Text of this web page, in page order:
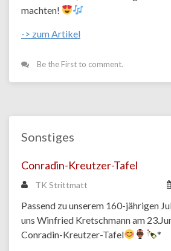
machten!
-> zum Artikel
Be the First to comment.
Sonstiges
Conradin-Kreutzer-Tafel
TK Strittmatt
Passend zu unserem 160-jährigen
uns Winfried Kretschmann am
Conradin-Kreutzer-Tafel
*